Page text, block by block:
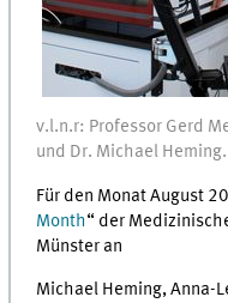
v.l.n.r: Professor Gerd
und Dr. Michael
Für den Monat August
Month“ der
Münster an
Michael Heming, Anna-